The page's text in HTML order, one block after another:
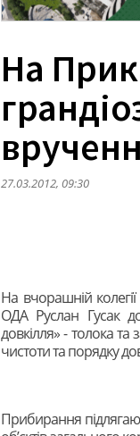
На
27.03.2012, 09:30
На вчорашній колегії
ОДА Руслан Гусак
довкілля» - толока та
чистоти та порядку
Прибирання